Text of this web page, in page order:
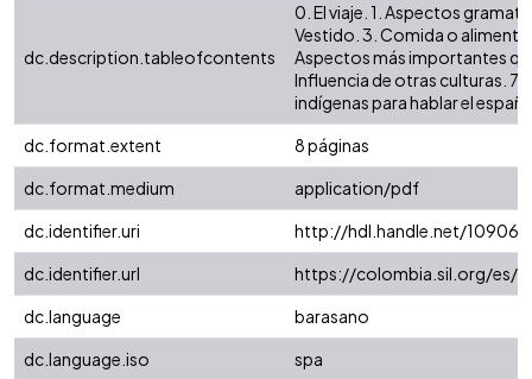
dc.description.tableofcontents
0. El viaje. 1. Aspectos
Vestido. 3. Comida o
Aspectos más importantes
Influencia de otras culturas. 7.
indígenas para hablar el
dc.format.extent
8 páginas
dc.format.medium
application/pdf
dc.identifier.uri
http://hdl.handle.net/10906/
dc.identifier.url
https://colombia.sil.org/es/
dc.language
barasano
dc.language.iso
spa